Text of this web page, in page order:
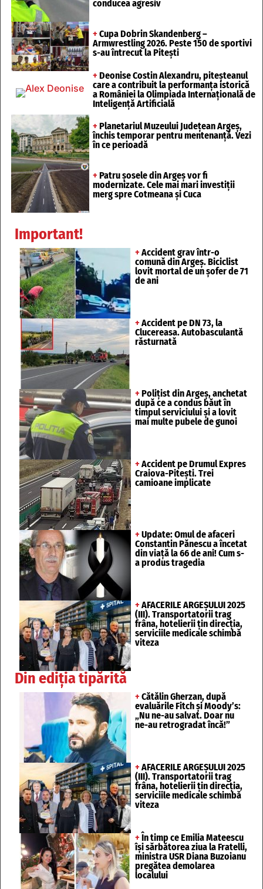
conducea agresiv
+ Cupa Dobrin Skandenberg –
Armwrestling 2026. Peste 150 de sportivi
s-au întrecut la Pitești
+ Deonise Costin Alexandru, piteșteanul
care a contribuit la performanța istorică
a României la Olimpiada Internațională de
Inteligență Artificială
+ Planetariul Muzeului Județean Argeș,
închis temporar pentru mentenanță. Vezi
în ce perioadă
+ Patru șosele din Argeș vor fi
modernizate. Cele mai mari investiții
merg spre Cotmeana și Cuca
Important!
+ Accident grav într-o
comună din Argeș. Biciclist
lovit mortal de un șofer de 71
de ani
+ Accident pe DN 73, la
Clucereasa. Autobasculantă
răsturnată
+ Polițist din Argeș, anchetat
după ce a condus băut în
timpul serviciului și a lovit
mai multe pubele de gunoi
+ Accident pe Drumul Expres
Craiova-Pitești. Trei
camioane implicate
+ Update: Omul de afaceri
Constantin Pănescu a încetat
din viață la 66 de ani! Cum s-
a produs tragedia
+ AFACERILE ARGEȘULUI 2025
(III). Transportatorii trag
frâna, hotelierii țin direcția,
serviciile medicale schimbă
viteza
Din ediția tipărită
+ Cătălin Gherzan, după
evaluările Fitch și Moody’s:
„Nu ne-au salvat. Doar nu
ne-au retrogradat încă!”
+ AFACERILE ARGEȘULUI 2025
(III). Transportatorii trag
frâna, hotelierii țin direcția,
serviciile medicale schimbă
viteza
+ În timp ce Emilia Mateescu
își sărbătorea ziua la Fratelli,
ministra USR Diana Buzoianu
pregătea demolarea
localului